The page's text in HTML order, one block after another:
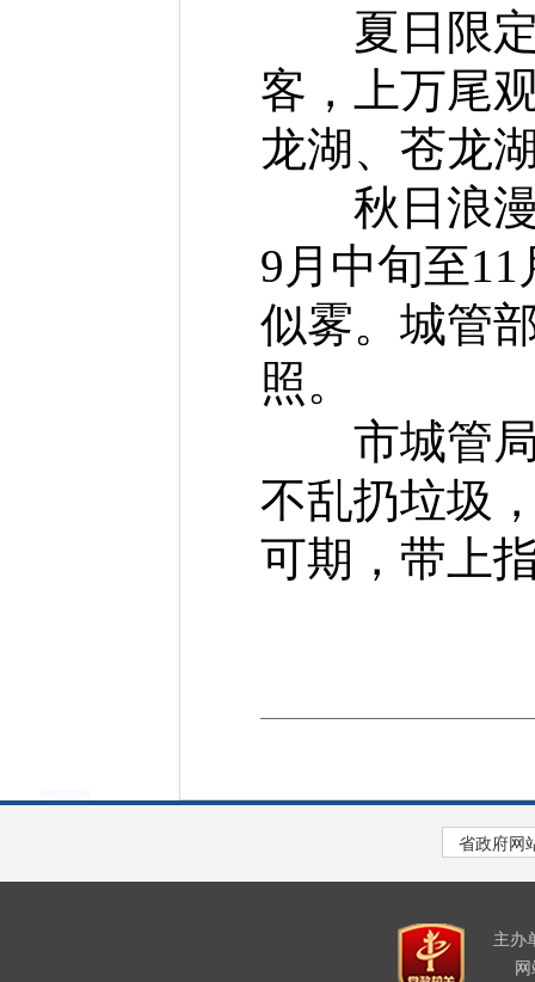
夏日限定
客，上万尾
龙湖、苍龙
秋日浪漫
9月中旬至
似雾。城管
照。
市城管局
不乱扔垃圾
可期，带上
主办